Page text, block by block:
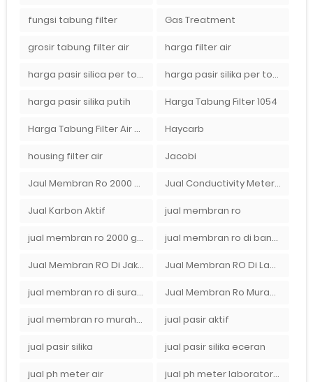
fungsi tabung filter Gas Treatment
grosir tabung filter air harga filter air
harga pasir silica per ton per kg harga pasir silika per ton per kg
harga pasir silika putih Harga Tabung Filter 1054
Harga Tabung Filter Air Sumur Haycarb
housing filter air Jacobi
Jaul Membran Ro 2000 GPD Harga Murah Jual Conductivity Meter Lutron
Jual Karbon Aktif jual membran ro
jual membran ro 2000 gpd murah jual membran ro di bandung
Jual Membran RO Di Jakarta Selatan Jual Membran RO Di Lampung
jual membran ro di surabaya Jual Membran Ro Murah : 082140002080
jual membran ro murah surabaya jual pasir aktif
jual pasir silika jual pasir silika eceran
jual ph meter air jual ph meter laboratorium